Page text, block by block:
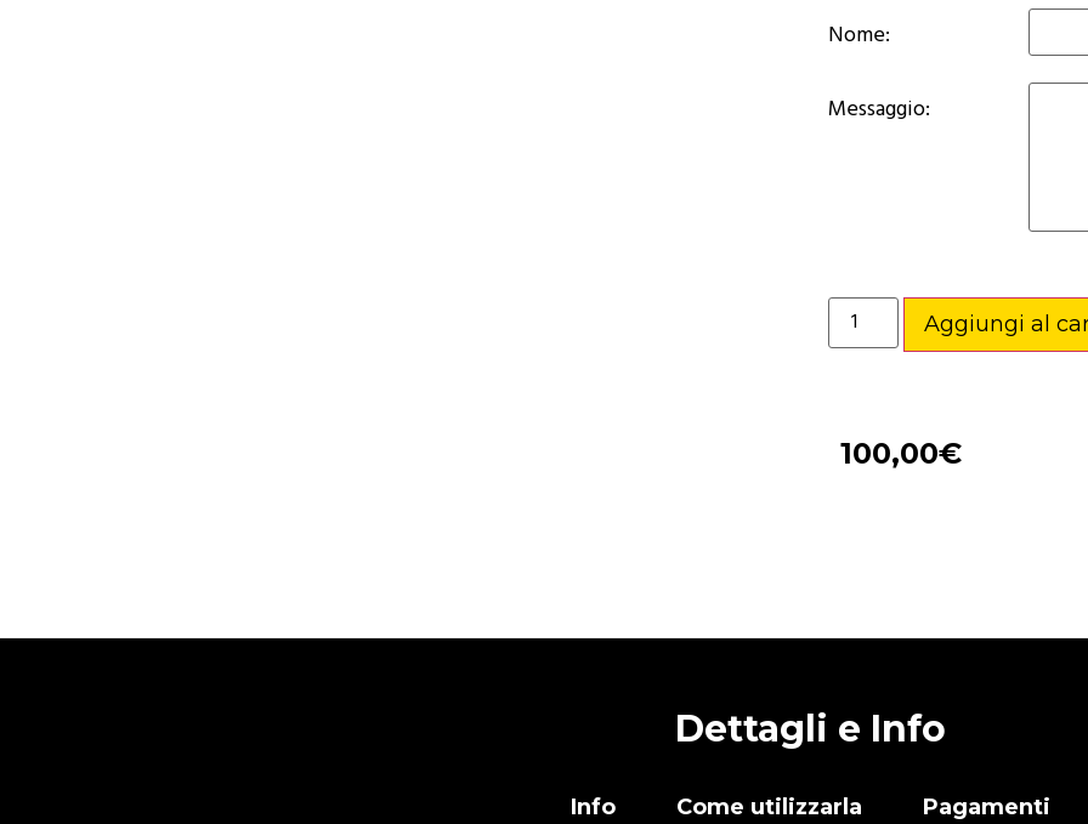
Nome:
Messaggio:
Aggiungi al
100,00€
Dettagli e Info
Info Come utilizzarla Pagamenti